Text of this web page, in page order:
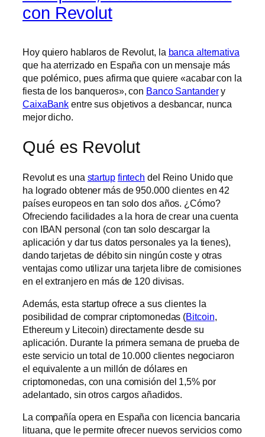
con Revolut
Hoy quiero hablaros de Revolut, la banca alternativa
que ha aterrizado en España con un mensaje más
que polémico, pues afirma que quiere «acabar con la
fiesta de los banqueros», con Banco Santandery
CaixaBank entre sus objetivos a desbancar, nunca
mejor dicho.
Qué es Revolut
Revolut es una startup fintech del Reino Unido que
ha logrado obtener más de 950.000 clientes en 42
países europeos en tan solo dos años. ¿Cómo?
Ofreciendo facilidades a la hora de crear una cuenta
con IBAN personal (con tan solo descargar la
aplicación y dar tus datos personales ya la tienes),
dando tarjetas de débito sin ningún coste y otras
ventajas como utilizar una tarjeta libre de comisiones
en el extranjero en más de 120 divisas.
Además, esta startup ofrece a sus clientes la
posibilidad de comprar criptomonedas (Bitcoin,
Ethereum y Litecoin) directamente desde su
aplicación. Durante la primera semana de prueba de
este servicio un total de 10.000 clientes negociaron
el equivalente a un millón de dólares en
criptomonedas, con una comisión del 1,5% por
adelantado, sin otros cargos añadidos.
La compañía opera en España con licencia bancaria
lituana, que le permite ofrecer nuevos servicios como